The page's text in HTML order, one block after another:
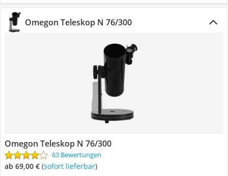
Omegon Teleskop N 76/300
Omegon Teleskop N 76/300
63 Bewertungen
ab 69,00 € ( Sofort lieferbar)